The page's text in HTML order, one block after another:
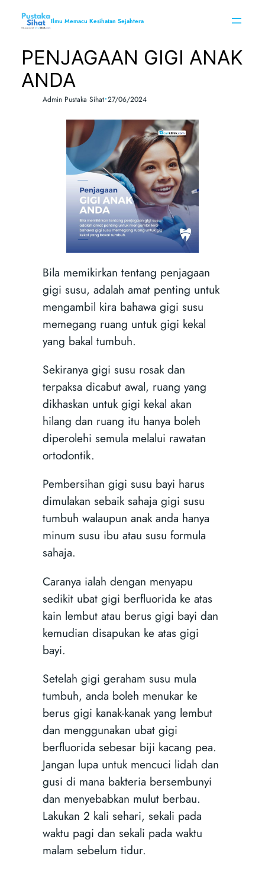
Ilmu Memacu Kesihatan Sejahtera
PENJAGAAN GIGI ANAK
ANDA
Admin Pustaka Sihat•27/06/2024
Bila memikirkan tentang penjagaan
gigi susu, adalah amat penting untuk
mengambil kira bahawa gigi susu
memegang ruang untuk gigi kekal
yang bakal tumbuh.
Sekiranya gigi susu rosak dan
terpaksa dicabut awal, ruang yang
dikhaskan untuk gigi kekal akan
hilang dan ruang itu hanya boleh
diperolehi semula melalui rawatan
ortodontik.
Pembersihan gigi susu bayi harus
dimulakan sebaik sahaja gigi susu
tumbuh walaupun anak anda hanya
minum susu ibu atau susu formula
sahaja.
Caranya ialah dengan menyapu
sedikit ubat gigi berfluorida ke atas
kain lembut atau berus gigi bayi dan
kemudian disapukan ke atas gigi
bayi.
Setelah gigi geraham susu mula
tumbuh, anda boleh menukar ke
berus gigi kanak-kanak yang lembut
dan menggunakan ubat gigi
berfluorida sebesar biji kacang pea.
Jangan lupa untuk mencuci lidah dan
gusi di mana bakteria bersembunyi
dan menyebabkan mulut berbau.
Lakukan 2 kali sehari, sekali pada
waktu pagi dan sekali pada waktu
malam sebelum tidur.